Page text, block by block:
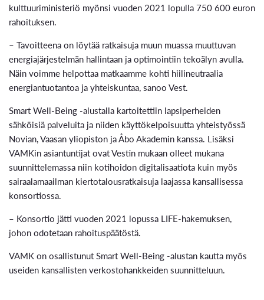
kulttuuriministeriö myönsi vuoden 2021 lopulla 750 600 euron
rahoituksen.
– Tavoitteena on löytää ratkaisuja muun muassa muuttuvan
energiajärjestelmän hallintaan ja optimointiin tekoälyn avulla.
Näin voimme helpottaa matkaamme kohti hiilineutraalia
energiantuotantoa ja yhteiskuntaa, sanoo Vest.
Smart Well-Being -alustalla kartoitettiin lapsiperheiden
sähköisiä palveluita ja niiden käyttökelpoisuutta yhteistyössä
Novian, Vaasan yliopiston ja Åbo Akademin kanssa. Lisäksi
VAMKin asiantuntijat ovat Vestin mukaan olleet mukana
suunnittelemassa niin kotihoidon digitalisaatiota kuin myös
sairaalamaailman kiertotalousratkaisuja laajassa kansallisessa
konsortiossa.
– Konsortio jätti vuoden 2021 lopussa LIFE-hakemuksen,
johon odotetaan rahoituspäätöstä.
VAMK on osallistunut Smart Well-Being -alustan kautta myös
useiden kansallisten verkostohankkeiden suunnitteluun.